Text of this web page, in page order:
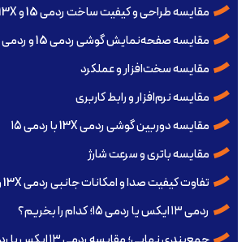
مقایسه طراحی و کیفیت ساخت ردمی 15 و 13X
مقایسه صفحه‌نمایش گوشی ردمی 15 و ردمی ۱۳X
مقایسه سخت‌افزار و عملکرد
مقایسه نرم‌افزار و رابط کاربری
مقایسه دوربین گوشی ردمی 13X با ردمی ۱۵
مقایسه باتری و سرعت شارژ
تفاوت کیفیت صدا و امکانات جانبی ردمی 13X و ۱۵
ردمی ۱۳ ایکس یا ردمی ۱۵؛ کدام را بخریم؟